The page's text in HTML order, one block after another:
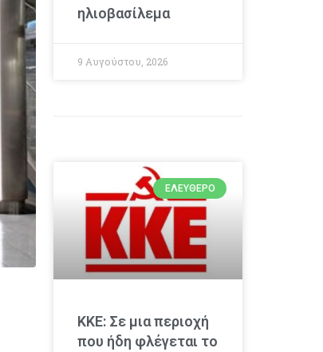
ηλιοβασίλεμα
9 Αυγούστου, 2026
ΕΛΕΎΘΕΡΟ
ΚΚΕ: Σε μια περιοχή
που ήδη φλέγεται το